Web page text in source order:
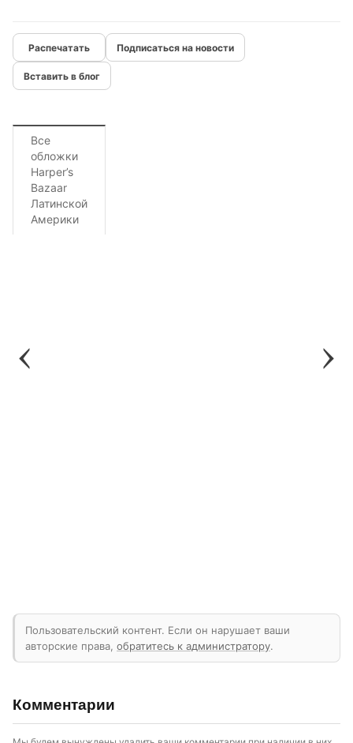
Подписаться на новости
Вставить в блог
Все
обложки
Harper’s
Bazaar
Латинской
Америки
Пользовательский контент. Если он нарушает ваши
авторские права, обратитесь к администратору.
Комментарии